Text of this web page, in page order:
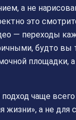
а не
это
— переходы
будто вы
площадки, а
чаще
жизни», а не для